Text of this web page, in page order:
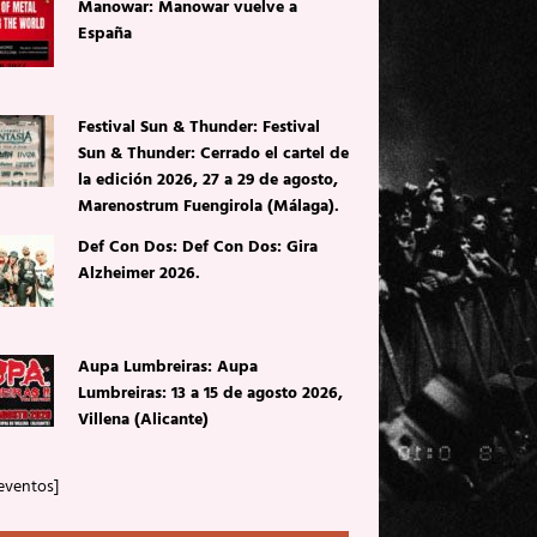
Manowar: Manowar vuelve a
España
Festival Sun & Thunder: Festival
Sun & Thunder: Cerrado el cartel de
la edición 2026, 27 a 29 de agosto,
Marenostrum Fuengirola (Málaga).
Def Con Dos: Def Con Dos: Gira
Alzheimer 2026.
Aupa Lumbreiras: Aupa
Lumbreiras: 13 a 15 de agosto 2026,
Villena (Alicante)